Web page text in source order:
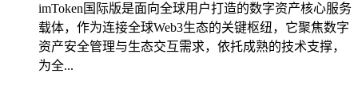
imToken国际版是面向全球用户打造的数字资产核心服务
载体，作为连接全球Web3生态的关键枢纽，它聚焦数字
资产安全管理与生态交互需求，依托成熟的技术支撑，
为全...